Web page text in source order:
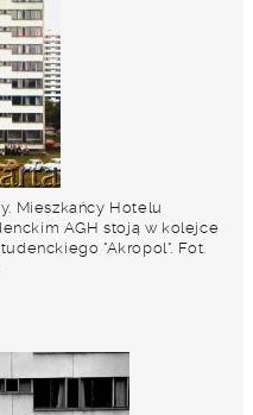
Mieszkańcy Hotelu
AGH stoją w kolejce
"Akropol". Fot.